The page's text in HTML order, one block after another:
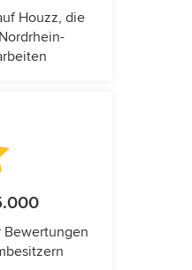
Houzz, die
Bewertungen